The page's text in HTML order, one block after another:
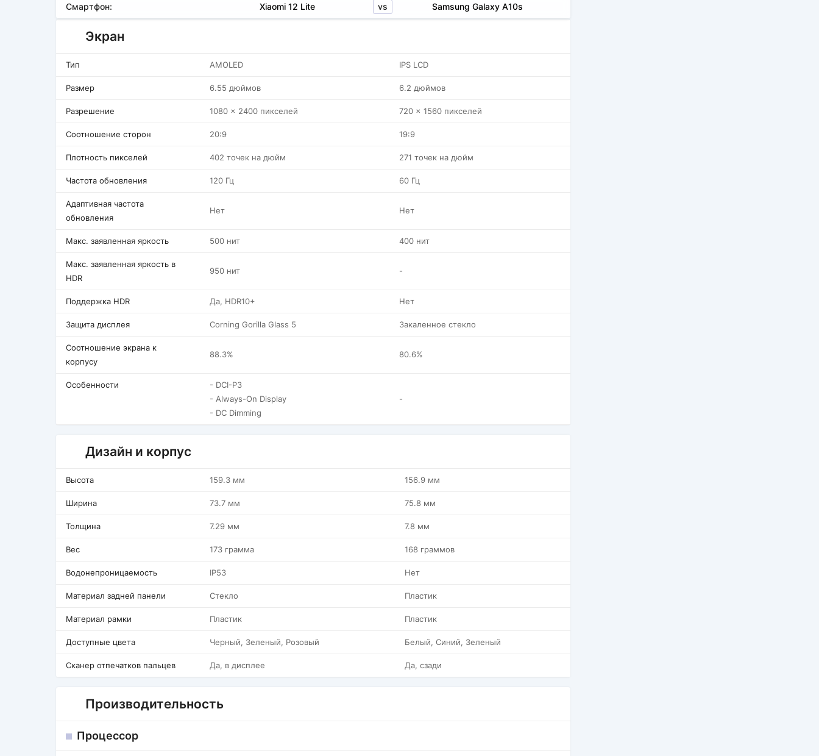
Смартфон: Xiaomi 12 Lite vs Samsung Galaxy A10s
Экран
Тип AMOLED IPS LCD
Размер 6.55 дюймов 6.2 дюймов
Разрешение 1080 x 2400 пикселей 720 x 1560 пикселей
Соотношение сторон 20:9 19:9
Плотность пикселей 402 точек на дюйм 271 точек на дюйм
Частота обновления 120 Гц 60 Гц
Адаптивная частота
обновления
Нет Нет
Макс. заявленная яркость 500 нит 400 нит
Макс. заявленная яркость в
HDR
950 нит -
Поддержка HDR Да, HDR10+ Нет
Защита дисплея Corning Gorilla Glass 5 Закаленное стекло
Соотношение экрана к
корпусу
88.3% 80.6%
Особенности
- DCI-P3
- Always-On Display
- DC Dimming
-
Дизайн и корпус
Высота 159.3 мм 156.9 мм
Ширина 73.7 мм 75.8 мм
Толщина 7.29 мм 7.8 мм
Вес 173 грамма 168 граммов
Водонепроницаемость IP53 Нет
Материал задней панели Стекло Пластик
Материал рамки Пластик Пластик
Доступные цвета Черный, Зеленый, Розовый Белый, Синий, Зеленый
Сканер отпечатков пальцев Да, в дисплее Да, сзади
Производительность
Процессор